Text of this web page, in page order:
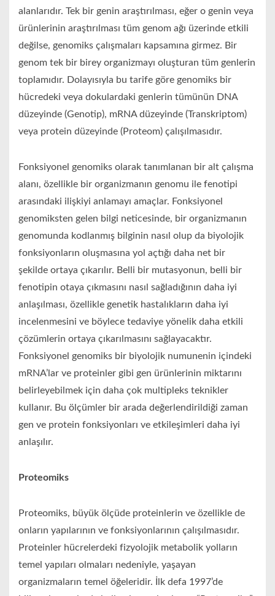
alanlarıdır. Tek bir genin araştırılması, eğer o genin veya
ürünlerinin araştırılması tüm genom ağı üzerinde etkili
değilse, genomiks çalışmaları kapsamına girmez. Bir
genom tek bir birey organizmayı oluşturan tüm genlerin
toplamıdır. Dolayısıyla bu tarife göre genomiks bir
hücredeki veya dokulardaki genlerin tümünün DNA
düzeyinde (Genotip), mRNA düzeyinde (Transkriptom)
veya protein düzeyinde (Proteom) çalışılmasıdır.
Fonksiyonel genomiks olarak tanımlanan bir alt çalışma
alanı, özellikle bir organizmanın genomu ile fenotipi
arasındaki ilişkiyi anlamayı amaçlar. Fonksiyonel
genomiksten gelen bilgi neticesinde, bir organizmanın
genomunda kodlanmış bilginin nasıl olup da biyolojik
fonksiyonların oluşmasına yol açtığı daha net bir
şekilde ortaya çıkarılır. Belli bir mutasyonun, belli bir
fenotipin otaya çıkmasını nasıl sağladığının daha iyi
anlaşılması, özellikle genetik hastalıkların daha iyi
incelenmesini ve böylece tedaviye yönelik daha etkili
çözümlerin ortaya çıkarılmasını sağlayacaktır.
Fonksiyonel genomiks bir biyolojik numunenin içindeki
mRNA’lar ve proteinler gibi gen ürünlerinin miktarını
belirleyebilmek için daha çok multipleks teknikler
kullanır. Bu ölçümler bir arada değerlendirildiği zaman
gen ve protein fonksiyonları ve etkileşimleri daha iyi
anlaşılır.
Proteomiks
Proteomiks, büyük ölçüde proteinlerin ve özellikle de
onların yapılarının ve fonksiyonlarının çalışılmasıdır.
Proteinler hücrelerdeki fizyolojik metabolik yolların
temel yapıları olmaları nedeniyle, yaşayan
organizmaların temel öğeleridir. İlk defa 1997’de